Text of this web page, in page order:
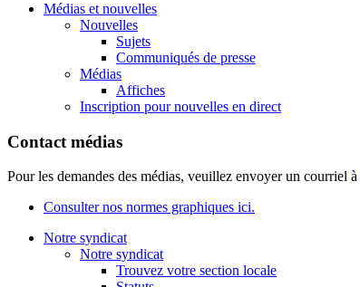
Médias et nouvelles
Nouvelles
Sujets
Communiqués de presse
Médias
Affiches
Inscription pour nouvelles en direct
Contact médias
Pour les demandes des médias, veuillez envoyer un courriel à
Consulter nos normes graphiques ici.
Notre syndicat
Notre syndicat
Trouvez votre section locale